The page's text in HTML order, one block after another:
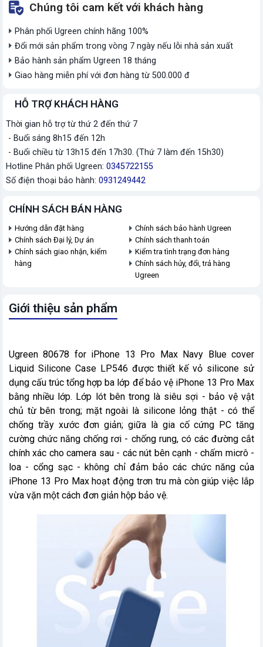
Chúng tôi cam kết với khách hàng
Phân phối Ugreen chính hãng 100%
Đổi mới sản phẩm trong vòng 7 ngày nếu lỗi nhà sản xuất
Bảo hành sản phẩm Ugreen 18 tháng
Giao hàng miễn phí với đơn hàng từ 500.000 đ
HỖ TRỢ KHÁCH HÀNG
Thời gian hỗ trợ từ thứ 2 đến thứ 7
- Buổi sáng 8h15 đến 12h
- Buổi chiều từ 13h15 đến 17h30. (Thứ 7 làm đến 15h30)
Hotline Phân phối Ugreen: 0345722155
Số điện thoại bảo hành: 0931249442
CHÍNH SÁCH BÁN HÀNG
Hướng dẫn đặt hàng
Chính sách bảo hành Ugreen
Chính sách Đại lý, Dự án
Chính sách thanh toán
Chính sách giao nhận, kiểm
hàng
Kiểm tra tình trạng đơn hàng
Chính sách hủy, đổi, trả hàng
Ugreen
Giới thiệu sản phẩm
Ugreen 80678 for iPhone 13 Pro Max Navy Blue cover
Liquid Silicone Case LP546 được thiết kế vỏ silicone sử
dụng cấu trúc tổng hợp ba lớp để bảo vệ iPhone 13 Pro Max
bằng nhiều lớp. Lớp lót bên trong là siêu sợi - bảo vệ vật
chủ từ bên trong; mặt ngoài là silicone lỏng thật - có thể
chống trầy xước đơn giản; giữa là gia cố cứng PC tăng
cường chức năng chống rơi - chống rung, có các đường cắt
chính xác cho camera sau - các nút bên cạnh - chấm micrô -
loa - cổng sạc - không chỉ đảm bảo các chức năng của
iPhone 13 Pro Max hoạt động trơn tru mà còn giúp việc lắp
vừa vặn một cách đơn giản hộp bảo vệ.